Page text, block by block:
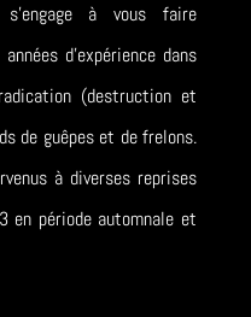
à vous faire
d’expérience dans
(destruction et
de guêpes et de frelons.
à diverses reprises
en période automnale et